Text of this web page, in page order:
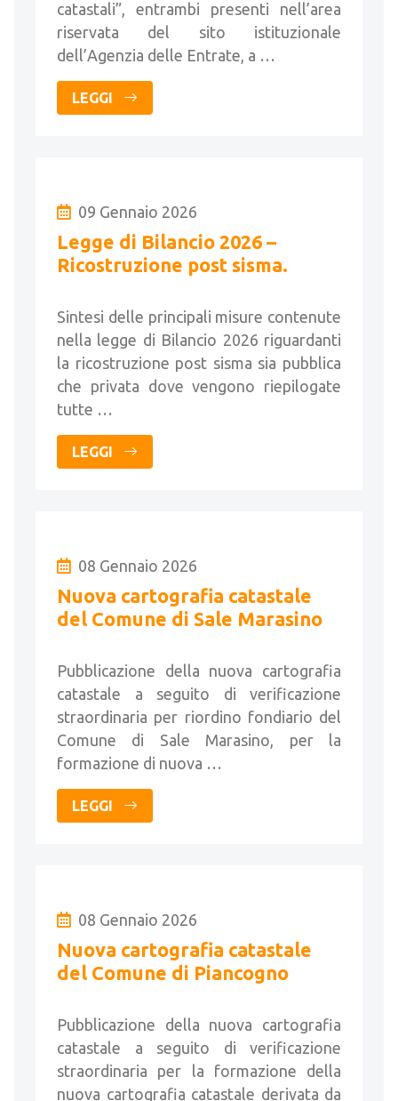
catastali”, entrambi presenti nell’area
riservata del sito istituzionale
dell’Agenzia delle Entrate, a …
LEGGI
09 Gennaio 2026
Legge di Bilancio 2026 –
Ricostruzione post sisma.
Sintesi delle principali misure contenute
nella legge di Bilancio 2026 riguardanti
la ricostruzione post sisma sia pubblica
che privata dove vengono riepilogate
tutte …
LEGGI
08 Gennaio 2026
Nuova cartografia catastale
del Comune di Sale Marasino
Pubblicazione della nuova cartografia
catastale a seguito di verificazione
straordinaria per riordino fondiario del
Comune di Sale Marasino, per la
formazione di nuova …
LEGGI
08 Gennaio 2026
Nuova cartografia catastale
del Comune di Piancogno
Pubblicazione della nuova cartografia
catastale a seguito di verificazione
straordinaria per la formazione della
nuova cartografia catastale derivata da